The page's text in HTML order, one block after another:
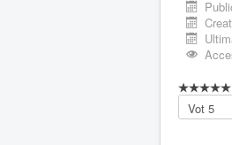
Vă
rugăm